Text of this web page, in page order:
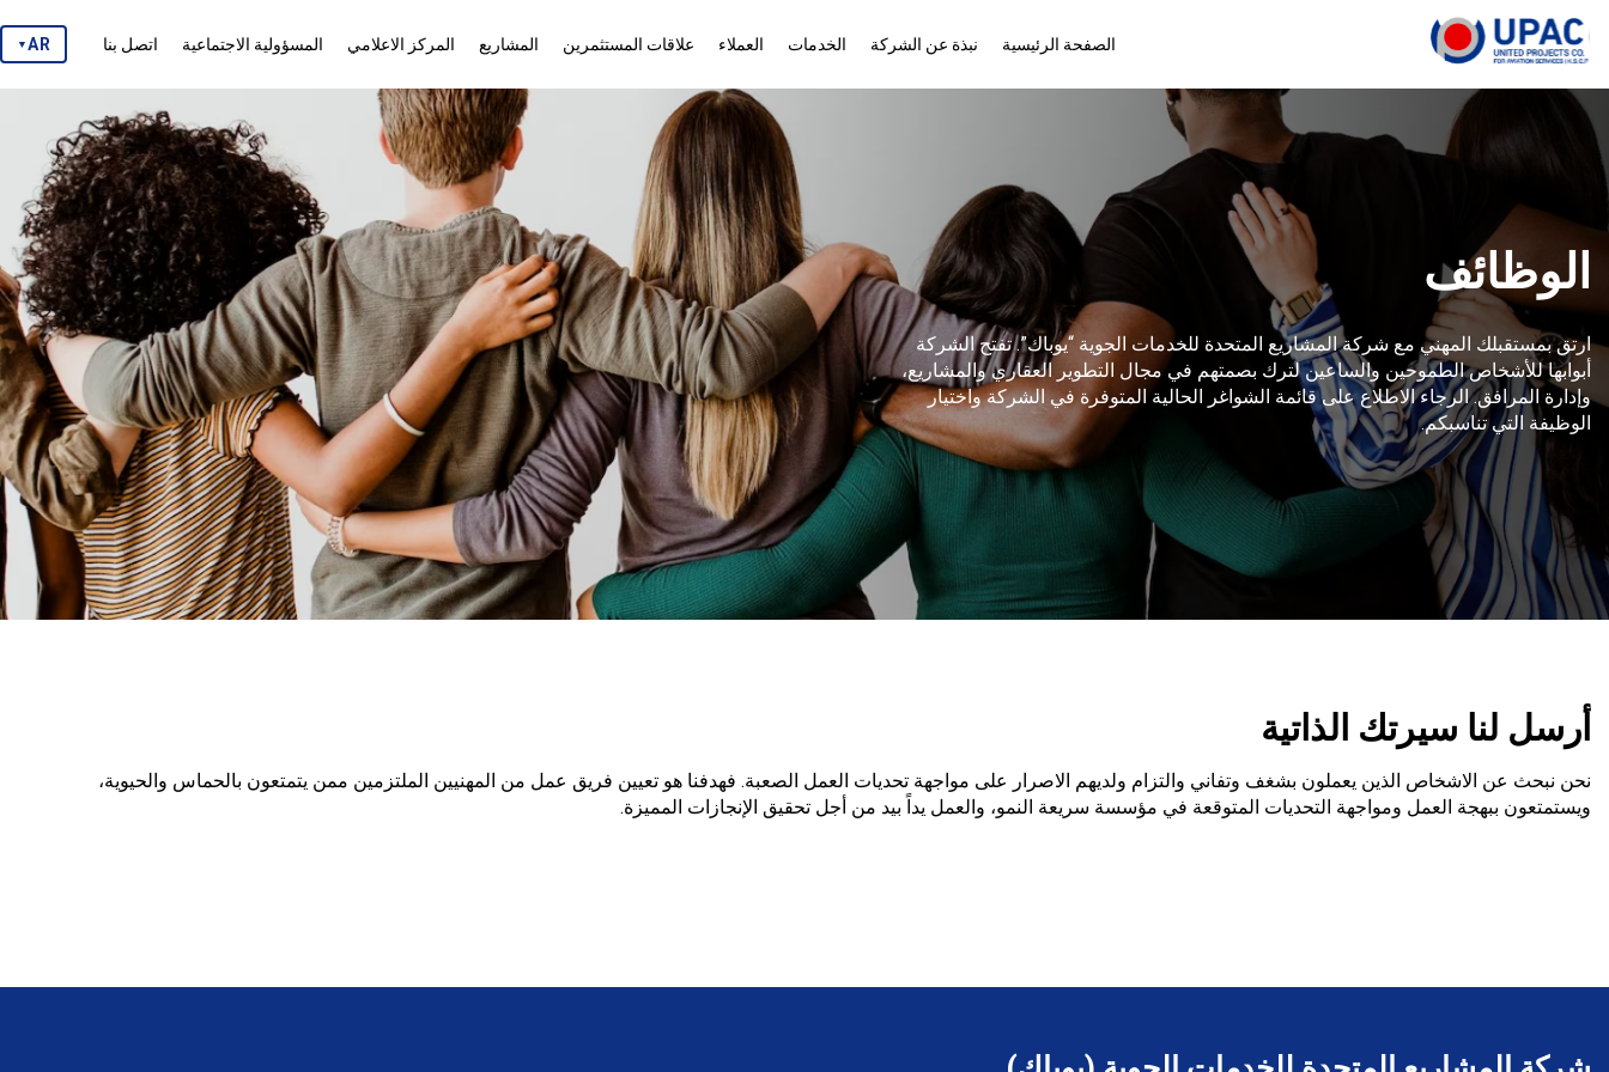
الصفحة الرئيسية نبذة عن الشركة الخدمات العملاء علاقات المستثمرين المشاريع المركز الاعلامي المسؤولية الاجتماعية اتصل بنا AR
▼
الوظائف
ارتق بمستقبلك المهني مع شركة المشاريع المتحدة للخدمات الجوية “يوباك”. تفتح الشركة
أبوابها للأشخاص الطموحين والساعين لترك بصمتهم في مجال التطوير العقاري والمشاريع،
وإدارة المرافق. الرجاء الاطلاع على قائمة الشواغر الحالية المتوفرة في الشركة واختيار
الوظيفة التي تناسبكم.
أرسل لنا سيرتك الذاتية
نحن نبحث عن الاشخاص الذين يعملون بشغف وتفاني والتزام ولديهم الاصرار على مواجهة تحديات العمل الصعبة. فهدفنا هو تعيين فريق عمل من المهنيين الملتزمين ممن يتمتعون بالحماس والحيوية،
ويستمتعون ببهجة العمل ومواجهة التحديات المتوقعة في مؤسسة سريعة النمو، والعمل يداً بيد من أجل تحقيق الإنجازات المميزة.